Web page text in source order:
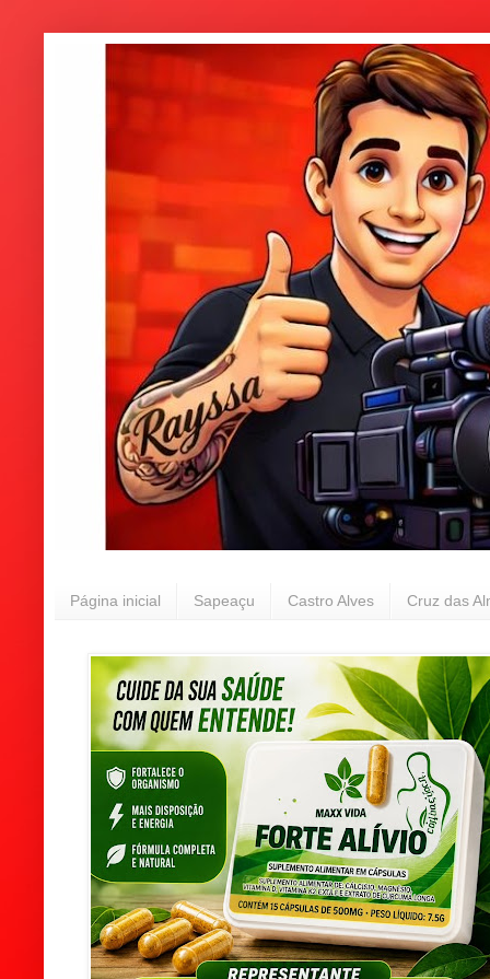
Página inicial Sapeaçu Castro Alves Cruz das